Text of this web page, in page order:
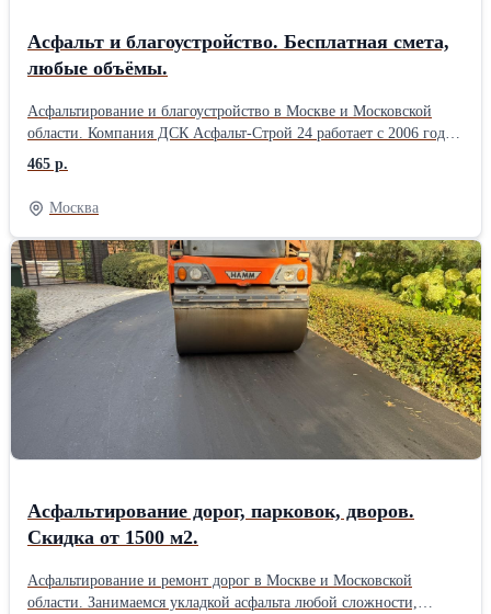
Асфальт и благоустройство. Бесплатная смета,
любые объёмы.
Асфальтирование и благоустройство в Москве и Московской
области. Компания ДСК Асфальт-Строй 24 работает с 2006 года.
За это время выполнили сотни объектов: дороги, парковки,
дворы, дачные участки, тротуары и площадки. Делаем полный
цикл работ: укладку асфальта, ямочный ремонт, укладку
асфальтовой крошки, установку бордюров, тротуарной плитки,
подготовку основания и благоустройство территории. Выезд
специалиста и составление сметы — бесплатно. Есть
собственный парк техники, поэтому не зависим от аренды и
можем оперативно выходить на объект. Берём заказы любого
объёма — от небольших площадок до крупных территорий. При
объёме от 1500 м2 даём скидку до 10%. Цены начинаются от 465
руб./м2. Если найдёте предложение дешевле — готовы обсудить
и предложить более выгодные условия. Работаем строго по
технологиям, соблюдаем сроки и даём гарантию на покрытие.
Позвоните или оставьте заявку на сайте — приедем, посмотрим
объект и посчитаем стоимость без обязательств.
465 р.
Москва
Асфальтирование дорог, парковок, дворов.
Скидка от 1500 м2.
Асфальтирование и ремонт дорог в Москве и Московской
области. Занимаемся укладкой асфальта любой сложности,